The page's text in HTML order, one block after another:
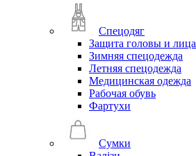
Спецодяг
Защита головы и лица
Зимняя спецодежда
Летняя спецодежда
Медицинская одежда
Рабочая обувь
Фартухи
Сумки